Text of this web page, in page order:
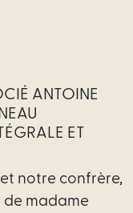
ANTOINE
ET
notre confrère,
de madame